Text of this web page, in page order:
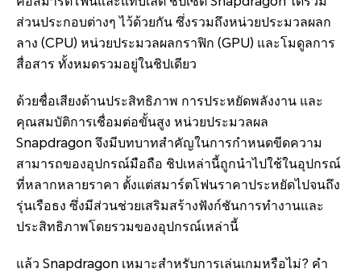
ส่วนประกอบต่างๆ ไว้ด้วยกัน ซึ่งรวมถึงหน่วยประมวลผลก
ลาง (CPU) หน่วยประมวลผลกราฟิก (GPU) และโมดูลการ
สื่อสาร ทั้งหมดรวมอยู่ในชิปเดียว
ด้วยชื่อเสียงด้านประสิทธิภาพ การประหยัดพลังงาน และ
คุณสมบัติการเชื่อมต่อขั้นสูง หน่วยประมวลผล
Snapdragon จึงมีบทบาทสำคัญในการกำหนดขีดความ
สามารถของอุปกรณ์มือถือ ชิปเหล่านี้ถูกนำไปใช้ในอุปกรณ์
ที่หลากหลายราคา ตั้งแต่สมาร์ตโฟนราคาประหยัดไปจนถึง
รุ่นเรือธง ซึ่งมีส่วนช่วยเสริมสร้างฟังก์ชันการทำงานและ
ประสิทธิภาพโดยรวมของอุปกรณ์เหล่านี้
แล้ว Snapdragon เหมาะสำหรับการเล่นเกมหรือไม่? คำ